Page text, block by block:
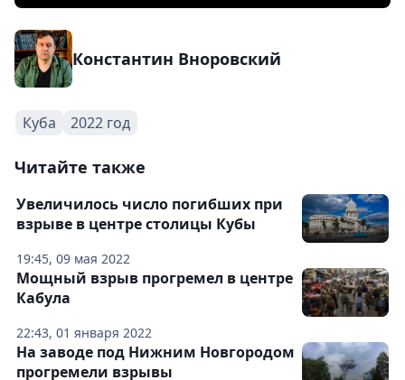
Константин Вноровский
Куба 2022 год
Читайте также
19:45, 09 мая 2022
Увеличилось число погибших при
взрыве в центре столицы Кубы
22:43, 01 января 2022
Мощный взрыв прогремел в центре
Кабула
На заводе под Нижним Новгородом
прогремели взрывы